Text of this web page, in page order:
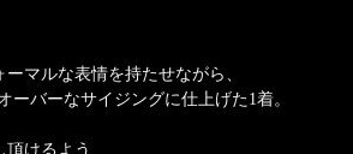
マルな表情を持たせながら、
ーバーなサイジングに仕上げた1着。
けるよう、